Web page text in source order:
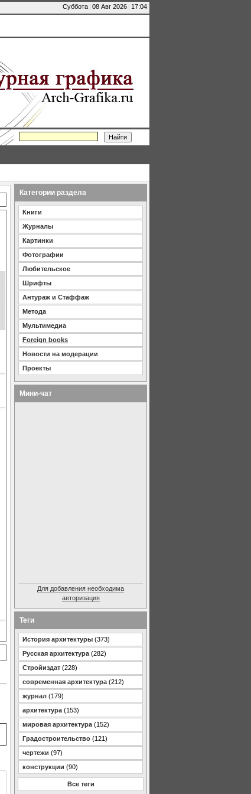
Суббота | 08 Авг 2026 | 17:04
Категории раздела
Книги
Журналы
Картинки
Фотографии
Любительское
Шрифты
Антураж и Стаффаж
Метода
Мультимедиа
Foreign books
Новости на модерации
Проекты
Мини-чат
Для добавления необходима
авторизация
Теги
История архитектуры (373)
Русская архитектура (282)
Стройиздат (228)
современная архитектура (212)
журнал (179)
архитектура (153)
мировая архитектура (152)
Градостроительство (121)
чертежи (97)
конструкции (90)
Все теги